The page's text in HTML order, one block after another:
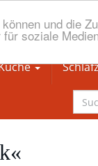
und die
soziale